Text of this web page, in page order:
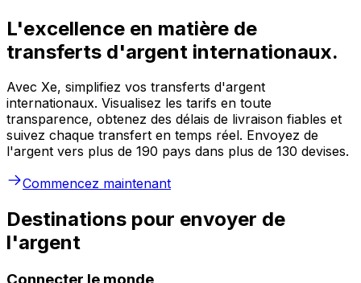
L'excellence en matière de
transferts d'argent internationaux.
Avec Xe, simplifiez vos transferts d'argent
internationaux. Visualisez les tarifs en toute
transparence, obtenez des délais de livraison fiables et
suivez chaque transfert en temps réel. Envoyez de
l'argent vers plus de 190 pays dans plus de 130 devises.
Commencez maintenant
Destinations pour envoyer de
l'argent